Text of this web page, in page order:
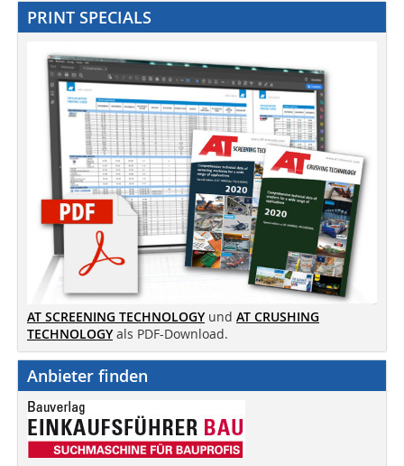
PRINT SPECIALS
AT SCREENING TECHNOLOGY und AT CRUSHING
TECHNOLOGY als PDF-Download.
Anbieter finden